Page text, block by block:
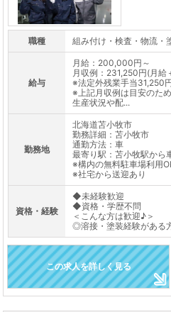
職種 組み付け・検査・物流・
給与
月給：200,000円～
月収例：231,250円(月給
※法定外残業手当31,250
※上記月収例は目安のため
生産状況や配...
勤務地
北海道苫小牧市
勤務詳細：苫小牧市
通勤方法：車
最寄り駅：苫小牧駅から
※構内の無料駐車場利用
※社宅から送迎あり
資格・経験
◆未経験歓迎
◆資格・学歴不問
＜こんな方は歓迎♪＞
◎溶接・塗装経験がある
この求人を詳しく見る